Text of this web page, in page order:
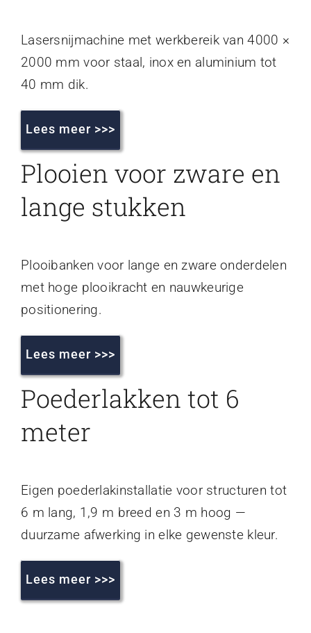
Lasersnijmachine met werkbereik van 4000 ×
2000 mm voor staal, inox en aluminium tot
40 mm dik.
Lees meer >>>
Plooien voor zware en
lange stukken
Plooibanken voor lange en zware onderdelen
met hoge plooikracht en nauwkeurige
positionering.
Lees meer >>>
Poederlakken tot 6
meter
Eigen poederlakinstallatie voor structuren tot
6 m lang, 1,9 m breed en 3 m hoog —
duurzame afwerking in elke gewenste kleur.
Lees meer >>>